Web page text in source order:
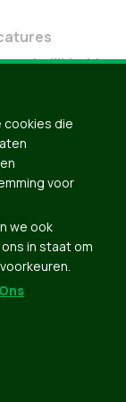
cookies die
voor
we ook
in staat om
Ons